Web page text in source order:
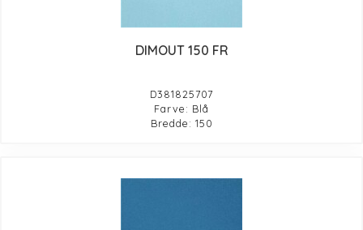
DIMOUT 150 FR
D381825707
Farve: Blå
Bredde: 150